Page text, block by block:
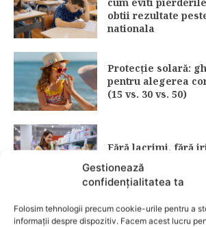
Gestionează
confidențialitatea ta
Folosim tehnologii precum cookie-urile pentru a
informații despre dispozitiv. Facem acest lucru
obtii rezultate
nationala
Protecție solară:
pentru alegerea
(15 vs. 30 vs. 50)
Fără lacrimi, fără
CATEGORII POPULARE
EVENIMENTE